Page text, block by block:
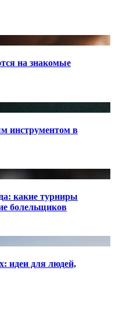
на знакомые
инструментом в
какие турниры
болельщиков
идеи для людей,